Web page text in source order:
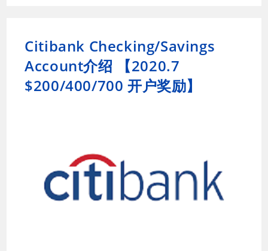
Citibank Checking/Savings
Account介绍 【2020.7
$200/400/700 开户奖励】